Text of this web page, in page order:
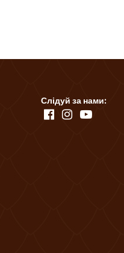
Слідуй за нами: